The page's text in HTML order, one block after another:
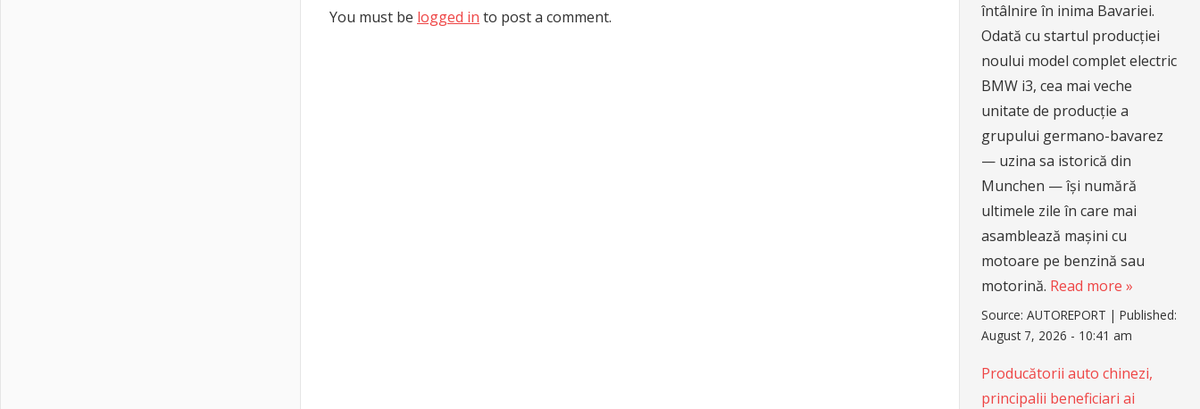
You must be logged in to post a comment.
întâlnire în inima Bavariei.
Odată cu startul producției
noului model complet electric
BMW i3, cea mai veche
unitate de producție a
grupului germano-bavarez
— uzina sa istorică din
Munchen — își numără
ultimele zile în care mai
asamblează mașini cu
motoare pe benzină sau
motorină. Read more »
Source:AUTOREPORT |Published:
August 7, 2026 - 10:41 am
Producătorii auto chinezi,
principalii beneficiari ai